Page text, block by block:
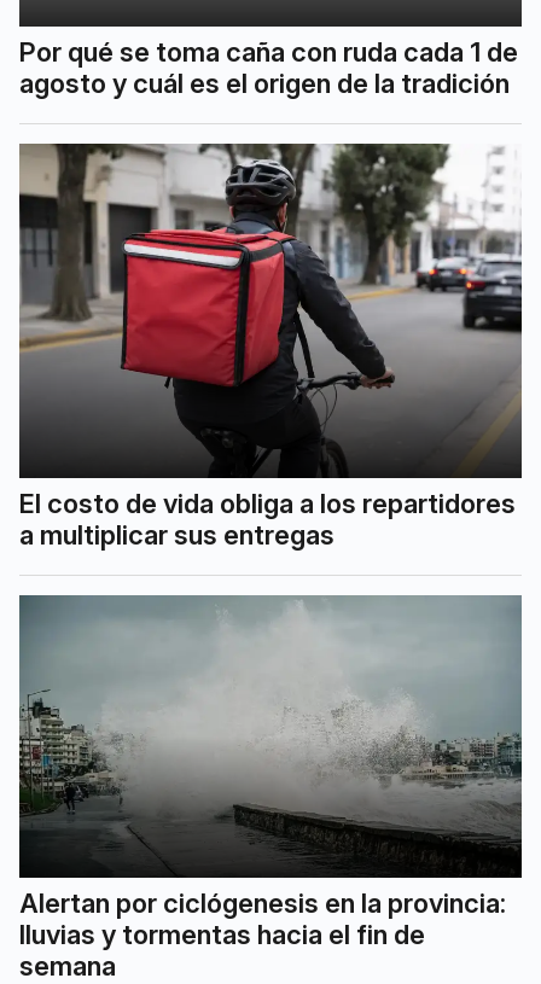
Por qué se toma caña con ruda cada 1 de
agosto y cuál es el origen de la tradición
El costo de vida obliga a los repartidores
a multiplicar sus entregas
Alertan por ciclógenesis en la provincia:
lluvias y tormentas hacia el fin de
semana